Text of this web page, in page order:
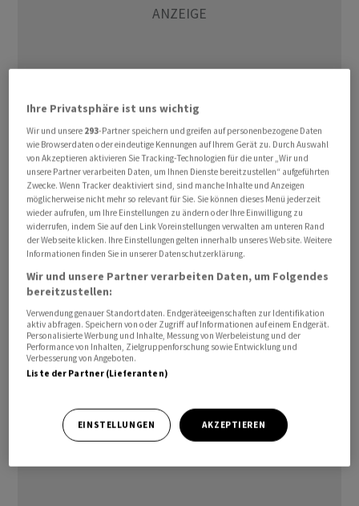
Als CCO folgt Clausse auf Geert Jan van Daal, der elf
Jahre im UnternehmenSantheratätig war und in den
Ruhestand gehen wird. Dabei soll van Daal den
Übergang in den kommenden Monaten begleiten.
Marc Clausse bringe über 25 Jahre Erfahrung in der Life-
Science-Branche mit zuSanthera, hiess es weiter.
Zuletzt arbeitete er bei Mirum Pharmaceuticals als
Länderchef Grossbritannien und als Vize International
Strategy & Operations im Unternehmen.
(AWP)
Ihre Privatsphäre ist uns wichtig
Wir und unsere 293-Partner speichern und greifen auf personenbezogene Daten
wie Browserdaten oder eindeutige Kennungen auf Ihrem Gerät zu. Durch Auswahl
von Akzeptieren aktivieren Sie Tracking-Technologien für die unter „Wir und
unsere Partner verarbeiten Daten, um Ihnen Dienste bereitzustellen“ aufgeführten
Zwecke. Wenn Tracker deaktiviert sind, sind manche Inhalte und Anzeigen
möglicherweise nicht mehr so relevant für Sie. Sie können dieses Menü jederzeit
wieder aufrufen, um Ihre Einstellungen zu ändern oder Ihre Einwilligung zu
widerrufen, indem Sie auf den Link Voreinstellungen verwalten am unteren Rand
der Webseite klicken. Ihre Einstellungen gelten innerhalb unseres Website. Weitere
Informationen finden Sie in unserer Datenschutzerklärung.
Wir und unsere Partner verarbeiten Daten, um Folgendes
bereitzustellen:
Verwendung genauer Standortdaten. Endgeräteeigenschaften zur Identifikation
aktiv abfragen. Speichern von oder Zugriff auf Informationen auf einem Endgerät.
Personalisierte Werbung und Inhalte, Messung von Werbeleistung und der
Performance von Inhalten, Zielgruppenforschung sowie Entwicklung und
Verbesserung von Angeboten.
Liste der Partner (Lieferanten)
EINSTELLUNGEN AKZEPTIEREN